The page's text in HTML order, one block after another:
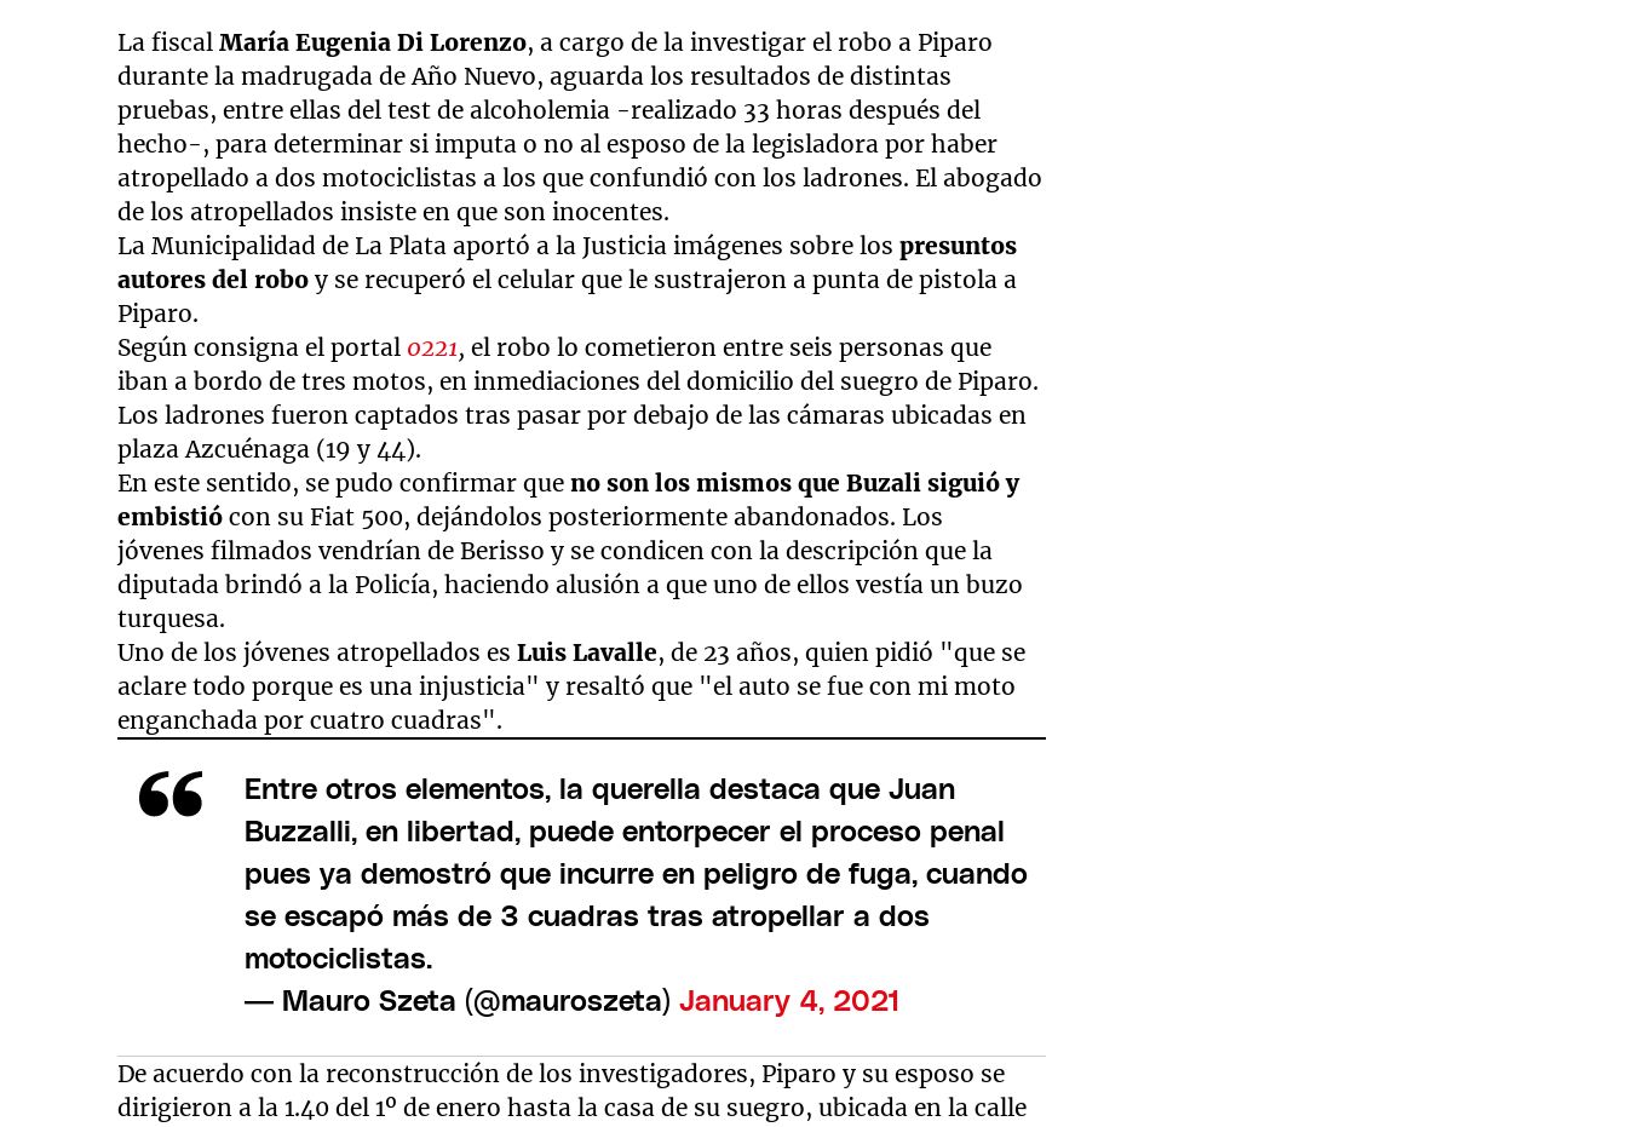
La fiscalMaría Eugenia Di Lorenzo, a cargo de la investigar el robo a Piparo
durante la madrugada de Año Nuevo, aguarda los resultados de distintas
pruebas, entre ellas del test de alcoholemia -realizado 33 horas después del
hecho-, para determinar si imputa o no al esposo de la legisladora por haber
atropellado a dos motociclistas a los que confundió con los ladrones. El abogado
de los atropellados insiste en que son inocentes.
La Municipalidad de La Plata aportó a la Justicia imágenes sobre lospresuntos
autores del robo y se recuperó el celular que le sustrajeron a punta de pistola a
Piparo.
Según consigna el portal 0221, el robo lo cometieron entre seis personas que
iban a bordo de tres motos, en inmediaciones del domicilio del suegro de Piparo.
Los ladrones fueron captados tras pasar por debajo de las cámaras ubicadas en
plaza Azcuénaga (19 y 44).
En este sentido, se pudo confirmar queno son los mismos que Buzali siguió y
embistió con su Fiat 500, dejándolos posteriormente abandonados. Los
jóvenes filmados vendrían de Berisso y se condicen con la descripción que la
diputada brindó a la Policía, haciendo alusión a que uno de ellos vestía un buzo
turquesa.
Uno de los jóvenes atropellados esLuis Lavalle, de 23 años, quien pidió "que se
aclare todo porque es una injusticia" y resaltó que "el auto se fue con mi moto
enganchada por cuatro cuadras".
Entre otros elementos, la querella destaca que Juan
Buzzalli, en libertad, puede entorpecer el proceso penal
pues ya demostró que incurre en peligro de fuga, cuando
se escapó más de 3 cuadras tras atropellar a dos
motociclistas.
— Mauro Szeta (@mauroszeta) January 4, 2021
De acuerdo con la reconstrucción de los investigadores, Piparo y su esposo se
dirigieron a la 1.40 del 1º de enero hasta la casa de su suegro, ubicada en la calle